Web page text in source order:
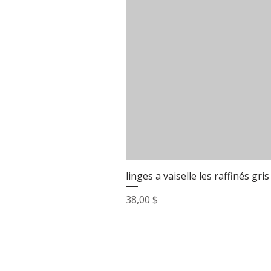
linges a vaiselle les raffinés gris
Prix
38,00 $